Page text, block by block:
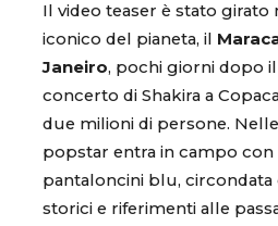
Il video teaser è stato girato
iconico del pianeta, il
Janeiro, pochi giorni dopo
concerto di Shakira a
due milioni di persone.
popstar entra in campo con
pantaloncini blu, circondata
storici e riferimenti alle